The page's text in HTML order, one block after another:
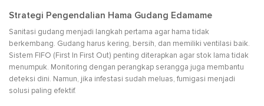
Strategi Pengendalian Hama Gudang Edamame
Sanitasi gudang menjadi langkah pertama agar hama tidak
berkembang. Gudang harus kering, bersih, dan memiliki ventilasi baik.
Sistem FIFO (First In First Out) penting diterapkan agar stok lama tidak
menumpuk. Monitoring dengan perangkap serangga juga membantu
deteksi dini. Namun, jika infestasi sudah meluas, fumigasi menjadi
solusi paling efektif.